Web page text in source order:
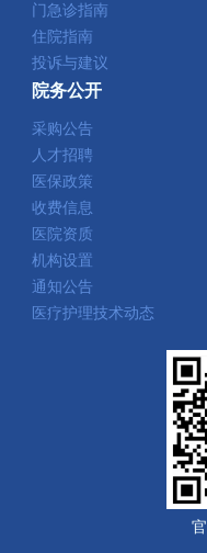
门急诊指南
住院指南
投诉与建议
院务公开
采购公告
人才招聘
医保政策
收费信息
医院资质
机构设置
通知公告
医疗护理技术动态